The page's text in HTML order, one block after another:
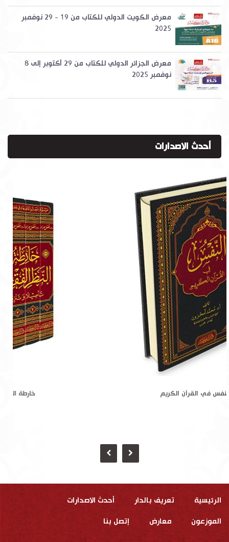
معرض الكويت الدولي للكتاب من 19 - 29 نوفمبر
2025
معرض الجزائر الدولي للكتاب من 29 أكتوبر إلى 8
نوفمبر 2025
أحدث الاصدارات
الرئيسية تعريف بالدار أحدث الاصدارات
الموزعون معارض إتصل بنا